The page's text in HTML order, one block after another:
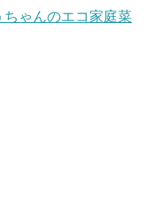
ちゃんのエコ家庭菜